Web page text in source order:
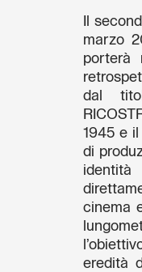
Il
marzo
porterà
dal
1945 e
di
cinema
eredità